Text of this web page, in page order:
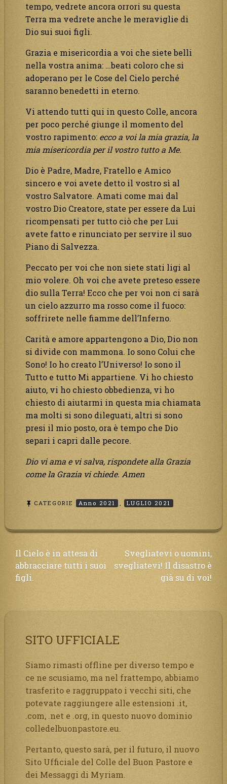
tempo, vedrete ancora orrori su questa
Terra ma vedrete anche le meraviglie di
Dio sui suoi figli.
Grazia e misericordia a voi che siete belli
nella vostra anima: …beati coloro che si
adoperano per le Cose del Cielo perché
saranno benedetti in eterno.
Vi attendo tutti qui in questo Colle, ancora
per poco perché giunge il momento del
vostro rapimento: ecco a voi la mia grazia, la
mia misericordia per il vostro tutto a Me.
Dio è Padre, Madre, Fratello e Amico
sincero e voi avete detto il vostro sì al
vostro Salvatore. Amati come mai dal
vostro Dio Creatore, state per essere da Lui
ricompensati per tutto ciò che per Lui
avete fatto e rinunciato per servire il suo
Piano di Salvezza.
Peccato per voi che non siete stati ligi al
mio volere. Oh voi che avete preteso essere
dio sulla Terra! Ecco che per voi non ci sarà
un cielo azzurro ma rosso come il fuoco:
soffrirete nelle fiamme dell’Inferno.
Carità e amore appartengono a Dio, Dio non
si divide con mammona. Io sono Colui che
Sono! Io ho creato l’Universo! Io sono il
Tutto e tutto Mi appartiene. Vi ho chiesto
aiuto, vi ho chiesto obbedienza, vi ho
chiesto di aiutarmi in questa mia chiamata
ma molti si sono dileguati, altri si sono
presi il mio posto, ora è tempo che Dio
separi i capri dalle pecore.
Dio vi ama e vi salva, rispondete alla Grazia
come la Grazia vi chiede. Amen
CATEGORIE Anno 2021 , LUGLIO 2021
Navigazione
articoli
Il Cielo è in attesa di
abbracciare tutti i suoi
figli.
Svegliatevi o uomini,
svegliatevi! Il disastro è
già su di voi!
SITO UFFICIALE
Siamo rimasti offline per diverso tempo e
ce ne scusiamo, ma nel frattempo, abbiamo
trasferito e raggruppato i vecchi siti, che
potevate raggiungere alle estensioni .it,
.com, .net e .org, in questo nuovo dominio
colledelbuonpastore.eu.
Pertanto, questo sarà, per il futuro, il nuovo
Sito Ufficiale del Colle del Buon Pastore e
dei Messaggi di Myriam.